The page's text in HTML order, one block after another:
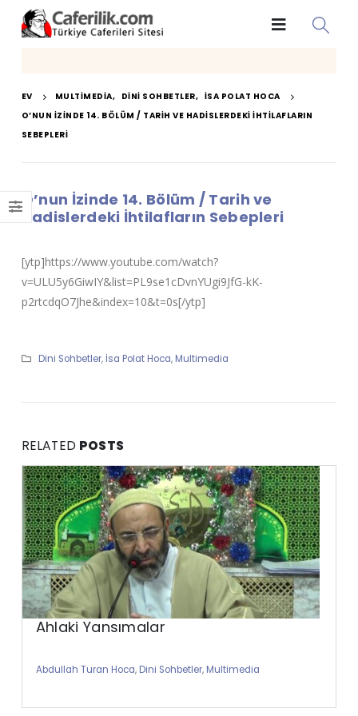
EV MULTIMEDIA, DINI SOHBETLER, İSA POLAT HOCA
O’NUN İZINDE 14. BÖLÜM / TARIH VE HADISLERDEKI İHTILAFLARIN
SEBEPLERI
O’nun İzinde 14. Bölüm / Tarih ve
Hadislerdeki İhtilafların Sebepleri
[ytp]https://www.youtube.com/watch?
v=ULU5y6GiwIY&list=PL9se1cDvnYUgi9JfG-kK-
p2rtcdqO7Jhe&index=10&t=0s[/ytp]
Dini Sohbetler, İsa Polat Hoca, Multimedia
RELATED POSTS
Ahlaki Yansımalar
Abdullah Turan Hoca, Dini Sohbetler, Multimedia